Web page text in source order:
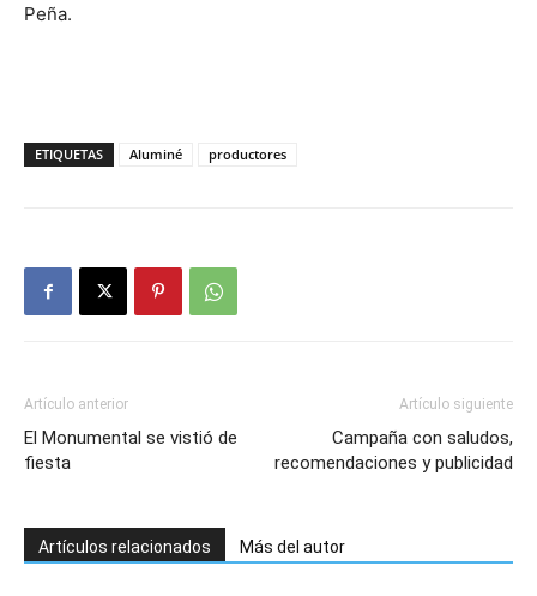
Peña.
ETIQUETAS Aluminé productores
Artículo anterior
El Monumental se vistió de
fiesta
Artículo siguiente
Campaña con saludos,
recomendaciones y publicidad
Artículos relacionados Más del autor